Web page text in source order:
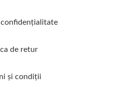
confidenţialitate
de retur
şi condiţii